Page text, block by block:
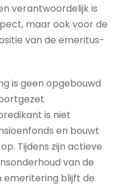
verantwoordelijk is
maar ook voor de
van de emeritus-
is geen opgebouwd
is niet
en bouwt
Tijdens zijn actieve
van de
emeritering blijft de